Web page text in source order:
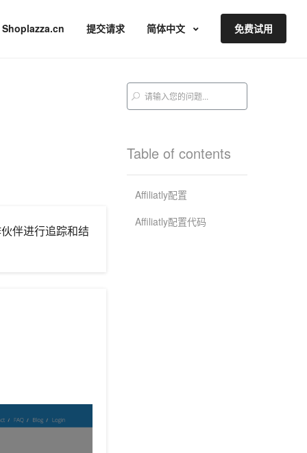
Shoplazza.cn 提交请求 简体中文 免费试用
伴进行追踪和结
Table of contents
Affiliatly配置
Affiliatly配置代码